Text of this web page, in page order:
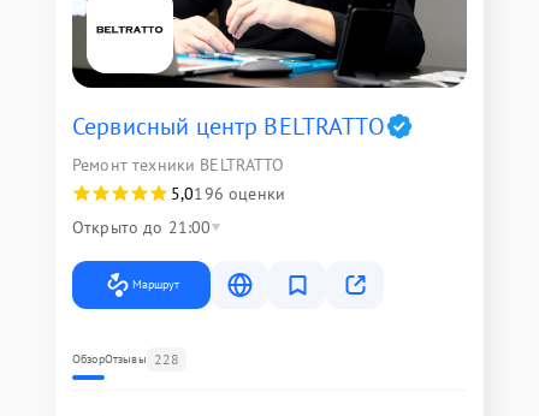
Сервисный центр BELTRATTO
Ремонт техники BELTRATTO
5,0196 оценки
Открыто до 21:00
Маршрут
ОбзорОтзывы 228